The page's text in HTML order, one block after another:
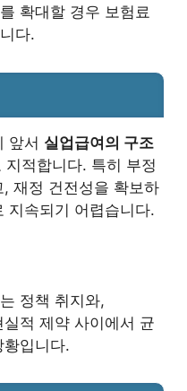
확대할 경우 보험료
다.
앞서 실업급여의 구조
지적합니다. 특히 부정
재정 건전성을 확보하
지속되기 어렵습니다.
정책 취지와,
적 제약 사이에서 균
입니다.